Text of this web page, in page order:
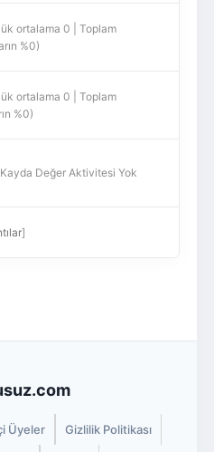
ortalama 0 | Toplam
%0)
ortalama 0 | Toplam
%0)
Değer Aktivitesi Yok
]
Üyeler Gizlilik Politikası